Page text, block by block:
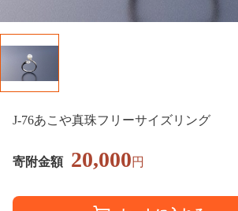
J-76あこや真珠フリーサイズリング
寄附金額 20,000円